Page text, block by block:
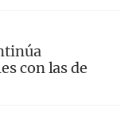
con las de